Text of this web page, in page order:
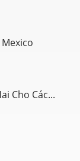
Cho Các...